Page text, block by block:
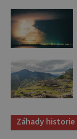
Záhady historie